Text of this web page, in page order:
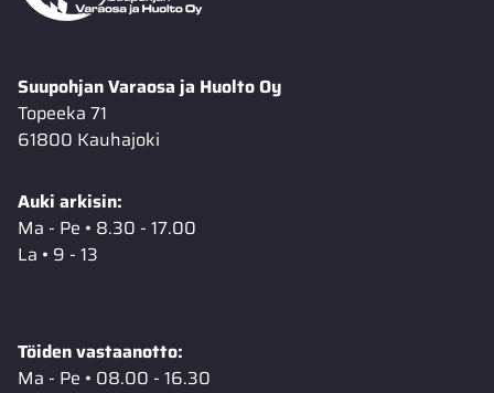
Suupohjan Varaosa ja Huolto Oy
Topeeka 71
61800 Kauhajoki
Auki arkisin:
Ma - Pe • 8.30 - 17.00
La • 9 - 13
Töiden vastaanotto:
Ma - Pe • 08.00 - 16.30